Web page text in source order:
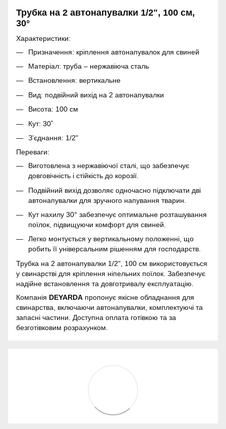
Трубка на 2 автонапувалки 1/2", 100 см,
30°
Характеристики:
Призначення: кріплення автонапувалок для свиней
Матеріал: труба – нержавіюча сталь
Встановлення: вертикальне
Вид: подвійний вихід на 2 автонапувалки
Висота: 100 см
Кут: 30˚
З’єднання: 1/2"
Переваги:
Виготовлена з нержавіючої сталі, що забезпечує
довговічність і стійкість до корозії.
Подвійний вихід дозволяє одночасно підключати дві
автонапувалки для зручного напування тварин.
Кут нахилу 30° забезпечує оптимальне розташування
поїлок, підвищуючи комфорт для свиней.
Легко монтується у вертикальному положенні, що
робить її універсальним рішенням для господарств.
Трубка на 2 автонапувалки 1/2", 100 см використовується
у свинарстві для кріплення ніпельних поїлок. Забезпечує
надійне встановлення та довготривалу експлуатацію.
Компанія DEYARDA пропонує якісне обладнання для
свинарства, включаючи автонапувалки, комплектуючі та
запасні частини. Доступна оплата готівкою та за
безготівковим розрахунком.